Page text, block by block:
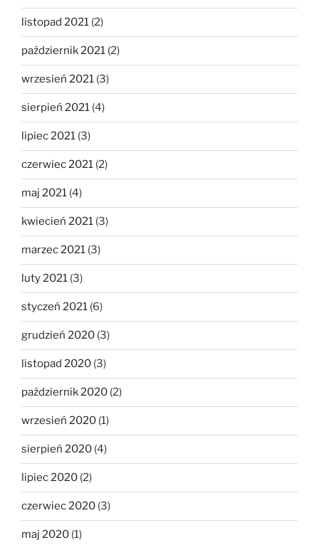
listopad 2021 (2)
październik 2021 (2)
wrzesień 2021 (3)
sierpień 2021 (4)
lipiec 2021 (3)
czerwiec 2021 (2)
maj 2021 (4)
kwiecień 2021 (3)
marzec 2021 (3)
luty 2021 (3)
styczeń 2021 (6)
grudzień 2020 (3)
listopad 2020 (3)
październik 2020 (2)
wrzesień 2020 (1)
sierpień 2020 (4)
lipiec 2020 (2)
czerwiec 2020 (3)
maj 2020 (1)